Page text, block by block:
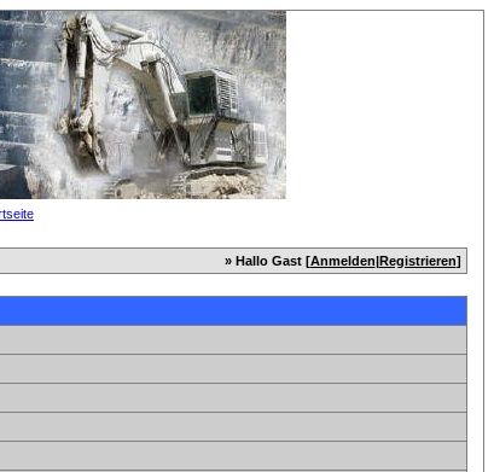
» Hallo Gast [Anmelden|Registrieren]